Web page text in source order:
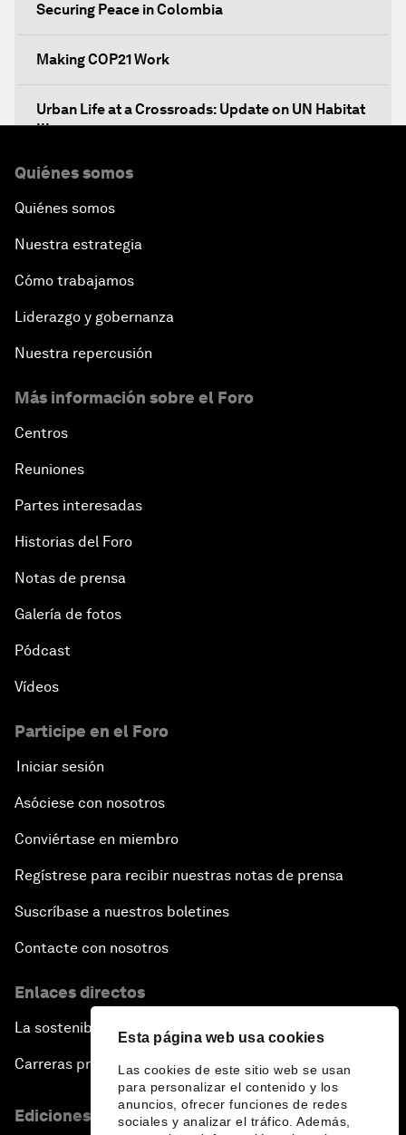
Esta página web usa cookies
Las cookies de este sitio web se usan
para personalizar el contenido y los
anuncios, ofrecer funciones de redes
sociales y analizar el tráfico. Además,
Securing Peace in Colombia
Making COP21 Work
Urban Life at a Crossroads: Update on UN Habitat
III
Embracing the Fourth Industrial Revolution in
Latin America
Global Economic Outlook: The Impact on Latin
Transforming Latin America's Agricultural
Bytes, Payments and the Blockchain: Fintech in
Latin America
Public Security: Next-Generation Solutions
A New Growth Model for Latin America
Tackling Corruption
Building Resilience and Preparedness
An Agenda for a Prosperous Future
Quiénes somos
Quiénes somos
Nuestra estrategia
Cómo trabajamos
Liderazgo y gobernanza
Nuestra repercusión
Más información sobre el Foro
Centros
Reuniones
Partes interesadas
Historias del Foro
Notas de prensa
Galería de fotos
Pódcast
Vídeos
Participe en el Foro
Iniciar sesión
Asóciese con nosotros
Conviértase en miembro
Regístrese para recibir nuestras notas de prensa
Suscríbase a nuestros boletines
Contacte con nosotros
Enlaces directos
La sostenibilidad en el Foro
Carreras profesionales
Ediciones en otros idiomas